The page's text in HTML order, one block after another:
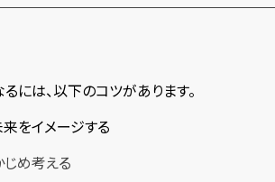
には、以下のコツがあります。
をイメージする
め考える